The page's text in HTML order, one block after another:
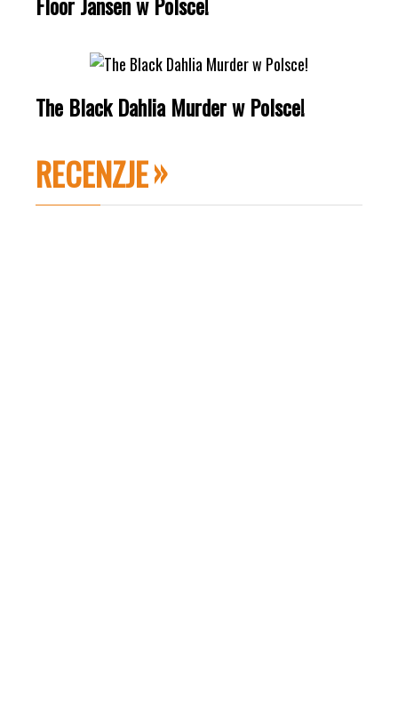
The Black Dahlia Murder w Polsce!
RECENZJE